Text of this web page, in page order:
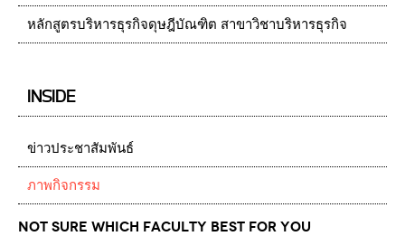
หลักสูตรบริหารธุรกิจดุษฎีบัณฑิต สาขาวิชาบริหารธุรกิจ
INSIDE
ข่าวประชาสัมพันธ์
ภาพกิจกรรม
Not Sure which Faculty best for you